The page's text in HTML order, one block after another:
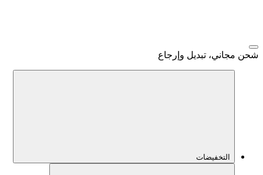
شحن مجاني، تبديل وإرجاع
التخفيضات